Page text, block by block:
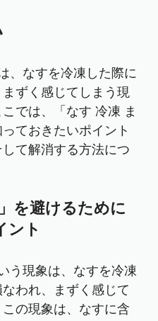
、なすを冷凍した際に
ずく感じてしまう現
では、「なす 冷凍 ま
ておきたいポイント
て解消する方法につ
を避けるために
ント
う現象は、なすを冷凍
われ、まずく感じて
の現象は、なすに含